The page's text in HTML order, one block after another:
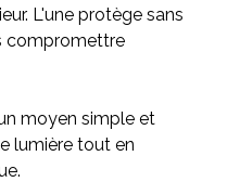
L'une protège sans
compromettre
moyen simple et
lumière tout en